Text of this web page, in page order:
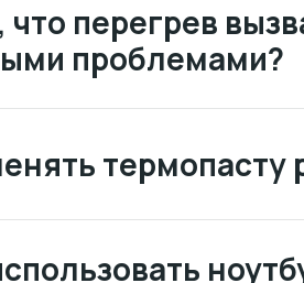
что перегрев
проблемами?
термопасту